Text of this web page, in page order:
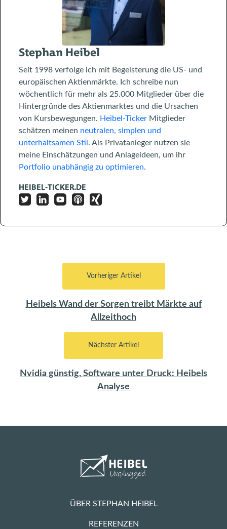
Stephan Heibel
Seit 1998 verfolge ich mit Begeisterung die US- und
europäischen Aktienmärkte. Ich schreibe nun
wöchentlich für mehr als 25.000 Mitglieder über die
Hintergründe des Aktienmarktes und die Ursachen
von Kursbewegungen. Heibel-Ticker Mitglieder
schätzen meinen neutralen, simplen und
unterhaltsamen Stil. Als Privatanleger nutzen sie
meine Einschätzungen und Anlageideen, um ihr
Portfolio unabhängig zu optimieren.
HEIBEL-TICKER.DE
Vorheriger Artikel
Heibels Wand der Sorgen treibt Märkte auf
Allzeithoch
Nächster Artikel
Nvidia günstig, Software unter Druck: Heibels
Analyse
ÜBER STEPHAN HEIBEL
REFERENZEN